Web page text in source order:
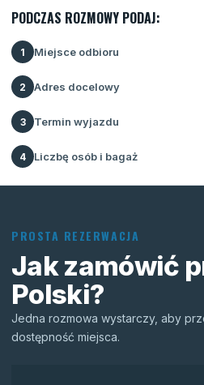
PODCZAS ROZMOWY PODAJ:
1 Miejsce odbioru
2 Adres docelowy
3 Termin wyjazdu
4 Liczbę osób i bagaż
PROSTA REZERWACJA
Jak zamówić
Polski?
Jedna rozmowa wystarczy, aby
dostępność miejsca.